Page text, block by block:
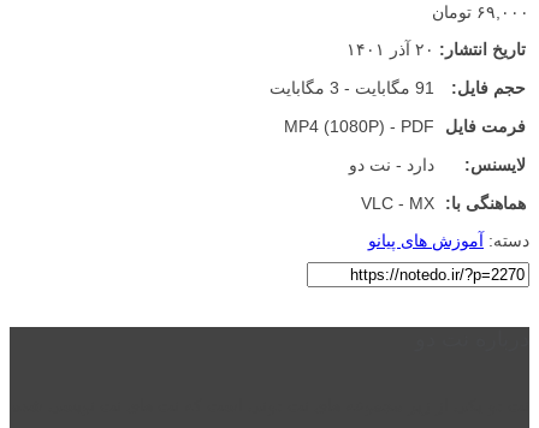
۶۹,۰۰۰ تومان
تاریخ انتشار: ۲۰ آذر ۱۴۰۱
حجم فایل:
91 مگابایت - 3 مگابایت
فرمت فایل
MP4 (1080P) - PDF
لایسنس:
دارد - نت دو
هماهنگی با:
VLC - MX
دسته: آموزش های پیانو